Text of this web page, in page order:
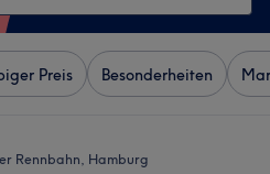
Preis Besonderheiten
Rennbahn, Hamburg